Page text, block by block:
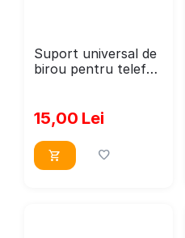
Suport universal de
birou pentru telefon
dimensiune 18x12
cm
15,00 Lei